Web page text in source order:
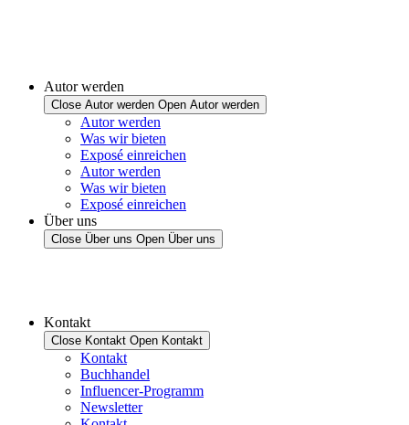
Autor werden
Close Autor werden Open Autor werden
Autor werden
Was wir bieten
Exposé einreichen
Autor werden
Was wir bieten
Exposé einreichen
Über uns
Close Über uns Open Über uns
Kontakt
Close Kontakt Open Kontakt
Kontakt
Buchhandel
Influencer-Programm
Newsletter